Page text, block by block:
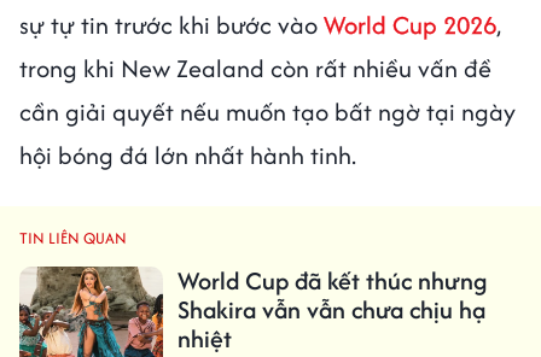
sự tự tin trước khi bước vàoWorld Cup 2026,
trong khi New Zealand còn rất nhiều vấn đề
cần giải quyết nếu muốn tạo bất ngờ tại ngày
hội bóng đá lớn nhất hành tinh.
TIN LIÊN QUAN
World Cup đã kết thúc nhưng
Shakira vẫn vẫn chưa chịu hạ
nhiệt